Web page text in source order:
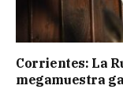
Corrientes: La
megamuestra